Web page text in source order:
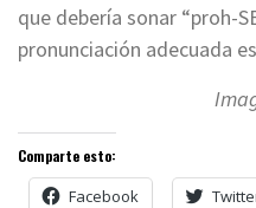
que debería sonar “proh-
pronunciación adecuada
Comparte esto:
Facebook